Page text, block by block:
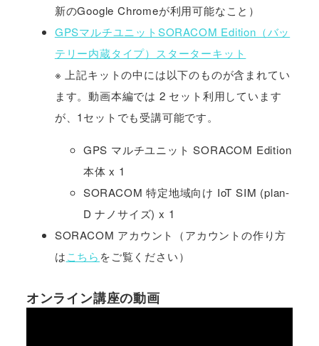
新のGoogle Chromeが利用可能なこと）
GPSマルチユニットSORACOM Edition（バッ
テリー内蔵タイプ）スターターキット
※ 上記キットの中には以下のものが含まれてい
ます。動画本編では 2 セット利用しています
が、1セットでも受講可能です。
GPS マルチユニット SORACOM Edition
本体 x 1
SORACOM 特定地域向け IoT SIM (plan-
D ナノサイズ) x 1
SORACOM アカウント（アカウントの作り方
はこちら をご覧ください）
オンライン講座の動画